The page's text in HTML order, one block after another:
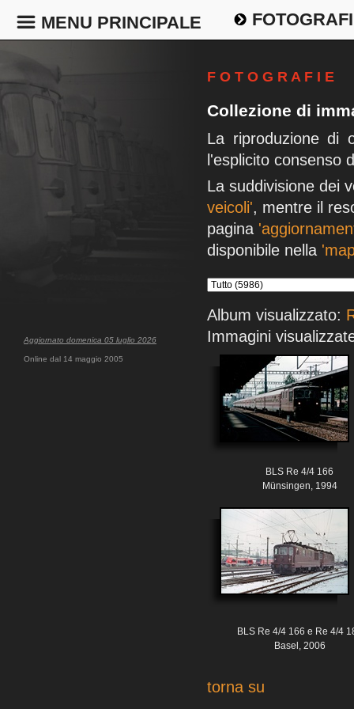
MENU PRINCIPALE
Aggiornato domenica 05 luglio 2026
Online dal 14 maggio 2005
F O T O G R A F I E
Collezione di
La riproduzione di
l'esplicito consenso
La suddivisione dei
veicoli', mentre il
pagina
disponibile nella
Album visualizzato:
Immagini
BLS Re 4/4 166
Münsingen, 1994
BLS Re 4/4 166 e Re 4/4
Basel, 2006
torna su